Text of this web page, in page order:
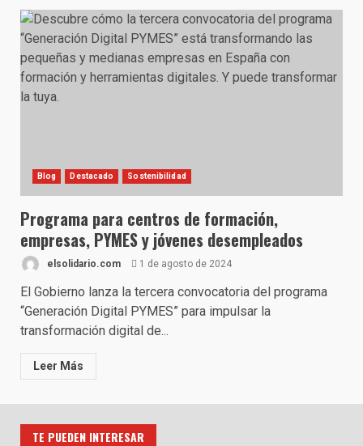
Blog Destacado Sostenibilidad
Programa para centros de formación,
empresas, PYMES y jóvenes desempleados
elsolidario.com 1 de agosto de 2024
El Gobierno lanza la tercera convocatoria del programa
“Generación Digital PYMES” para impulsar la
transformación digital de...
Leer Más
TE PUEDEN INTERESAR